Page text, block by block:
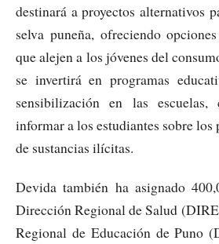
destinará a proyectos alternativos
selva puneña, ofreciendo
que alejen a los jóvenes del
se invertirá en programas
sensibilización en las
informar a los estudiantes sobre
de sustancias ilícitas.
Devida también ha asignado
Dirección Regional de Salud
Regional de Educación de Puno